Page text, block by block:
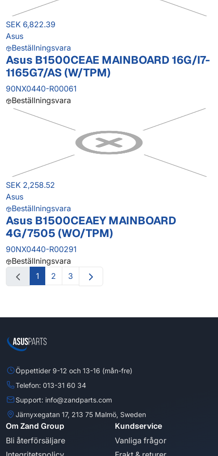
SEK 6,822.39
Asus
Beställningsvara
Asus B1500CEAE MAINBOARD 16G/I7-
1165G7/AS (W/TPM)
90NX0440-R00061
Beställningsvara
SEK 2,258.52
Asus
Beställningsvara
Asus B1500CEAEY MAINBOARD
4G/7505 (WO/TPM)
90NX0440-R00291
Beställningsvara
1
2 3
Öppettider 9-12 och 13-16 (mån-fre)
Telefon: 013-31 60 34
Support: info@zandparts.com
Järnyxegatan 17, 213 75 Malmö, Sweden
Om Zand Group
Bli återförsäljare
Kundservice
Vanliga frågor